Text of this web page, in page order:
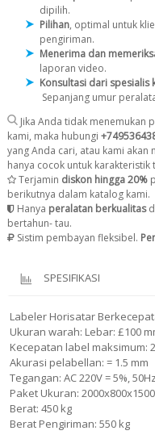
dipilih.
Pilihan, optimal untuk
pengiriman.
Menerima dan
laporan video.
Konsultasi dari spesialis
Sepanjang umur
Jika Anda tidak menemukan
kami, maka hubungi
yang Anda cari, atau kami
hanya cocok untuk
Terjamin diskon hingga 20%
berikutnya dalam katalog kami.
Hanya peralatan berkualitas
bertahun- tau.
Sistim pembayan fleksibel.
SPESIFIKASI
Labeler Horisatar
Ukuran warah: Lebar: £100
Kecepatan label maksimum:
Akurasi pelabellan: = 1.5 mm
Tegangan: AC 220V = 5%,
Paket Ukuran:
Berat: 450 kg
Berat Pengiriman: 550 kg